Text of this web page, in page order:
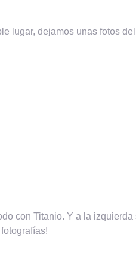
lugar, dejamos unas fotos
con Titanio. Y a la izquierda